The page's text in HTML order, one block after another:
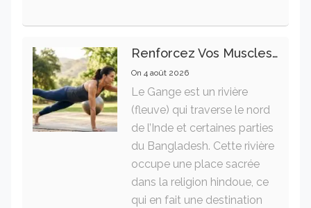
Renforcez Vos Muscles Profonds Pour Apaiser Votre Mal De Dos
On 4 août 2026
Le Gange est un rivière
(fleuve) qui traverse le nord
de l’Inde et certaines parties
du Bangladesh. Cette rivière
occupe une place sacrée
dans la religion hindoue, ce
qui en fait une destination